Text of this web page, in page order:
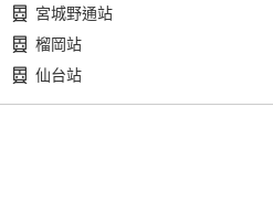
宮城野通站
榴岡站
仙台站